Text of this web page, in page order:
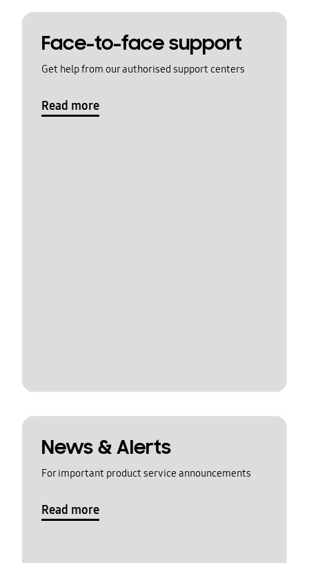
Face-to-face support
Get help from our authorised support centers
Read more
News & Alerts
For important product service announcements
Read more